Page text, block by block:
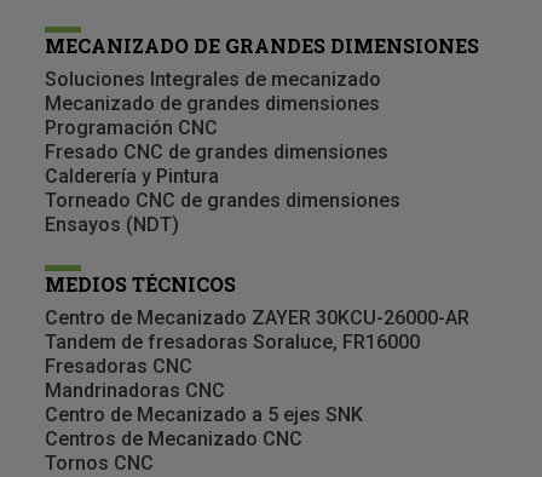
MECANIZADO DE GRANDES DIMENSIONES
Soluciones Integrales de mecanizado
Mecanizado de grandes dimensiones
Programación CNC
Fresado CNC de grandes dimensiones
Calderería y Pintura
Torneado CNC de grandes dimensiones
Ensayos (NDT)
MEDIOS TÉCNICOS
Centro de Mecanizado ZAYER 30KCU-26000-AR
Tandem de fresadoras Soraluce, FR16000
Fresadoras CNC
Mandrinadoras CNC
Centro de Mecanizado a 5 ejes SNK
Centros de Mecanizado CNC
Tornos CNC